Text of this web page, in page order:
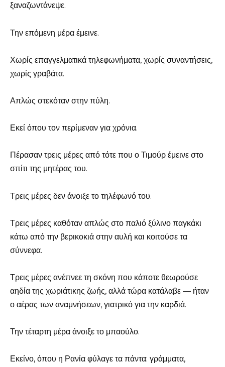
ξαναζωντάνεψε.
Την επόμενη μέρα έμεινε.
Χωρίς επαγγελματικά τηλεφωνήματα, χωρίς συναντήσεις,
χωρίς γραβάτα.
Απλώς στεκόταν στην πύλη.
Εκεί όπου τον περίμεναν για χρόνια.
Πέρασαν τρεις μέρες από τότε που ο Τιμούρ έμεινε στο
σπίτι της μητέρας του.
Τρεις μέρες δεν άνοιξε το τηλέφωνό του.
Τρεις μέρες καθόταν απλώς στο παλιό ξύλινο παγκάκι
κάτω από την βερικοκιά στην αυλή και κοιτούσε τα
σύννεφα.
Τρεις μέρες ανέπνεε τη σκόνη που κάποτε θεωρούσε
αηδία της χωριάτικης ζωής, αλλά τώρα κατάλαβε — ήταν
ο αέρας των αναμνήσεων, γιατρικό για την καρδιά.
Την τέταρτη μέρα άνοιξε το μπαούλο.
Εκείνο, όπου η Ρανία φύλαγε τα πάντα: γράμματα,